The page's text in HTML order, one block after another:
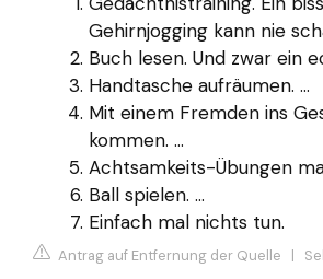
Gehirnjogging kann nie
Buch lesen. Und zwar ein
Handtasche aufräumen. ...
Mit einem Fremden ins
kommen. ...
Achtsamkeits-Übungen
Ball spielen. ...
Einfach mal nichts tun.
Antrag auf Entfernung der Quelle |